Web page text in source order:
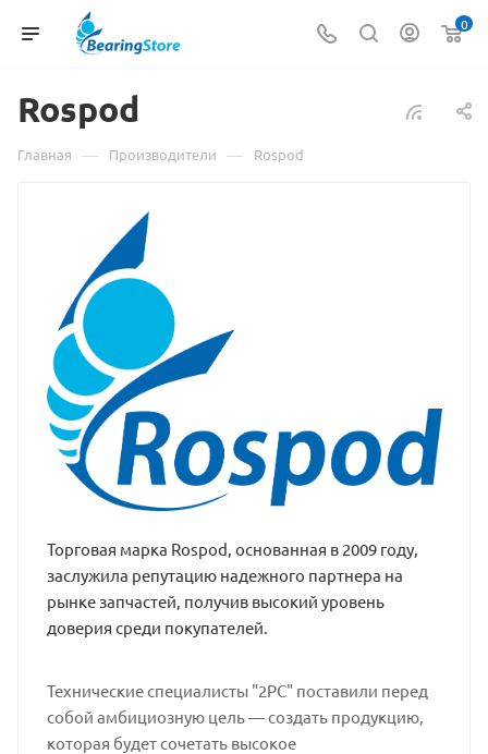
0
Rospod
Главная — Производители — Rospod
Торговая марка Rospod, основанная в 2009 году,
заслужила репутацию надежного партнера на
рынке запчастей, получив высокий уровень
доверия среди покупателей.
Технические специалисты "2РС" поставили перед
собой амбициозную цель — создать продукцию,
которая будет сочетать высокое